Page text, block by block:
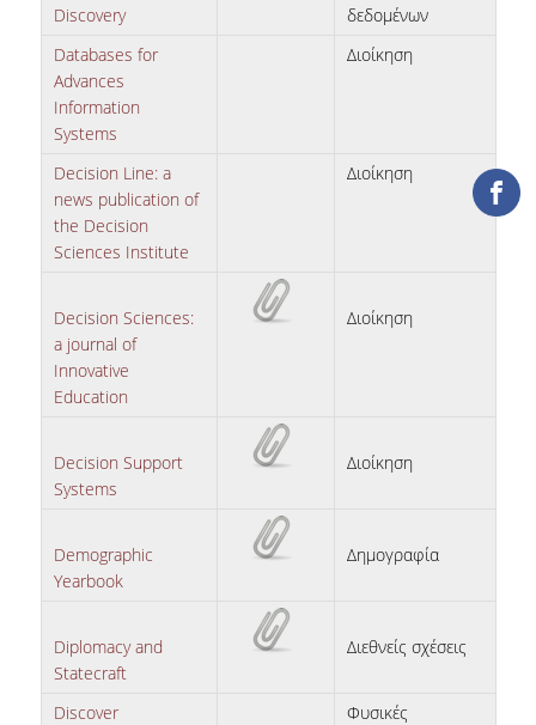
ΔΑΝΕΙΣΜΟΣ
ΔΙΑΔΑΝΕΙΣΜΟΣ
ΦΩΤΟΤΥΠΗΣΗ –
ΕΚΤΥΠΩΣΗ
ΠΑΡΟΥΣΙΑΣΕΙΣ -
ΕΚΔΗΛΩΣΕΙΣ
ΒΙΒΛΙΟΜΕΤΡΙΑ
SCOPUS
Discovery
δεδομένων
Databases for
Advances
Information
Systems
Διοίκηση
Decision Line: a
news publication of
the Decision
Sciences Institute
Διοίκηση
Decision Sciences:
a journal of
Innovative
Education
Διοίκηση
Decision Support
Systems
Διοίκηση
Demographic
Yearbook
Δημογραφία
Diplomacy and
Statecraft
Διεθνείς σχέσεις
Discover
Φυσικές